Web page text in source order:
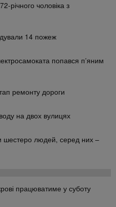
річного чоловіка з
14 пожеж
попався п’яним
ремонту дороги
на двох вулицях
шестеро людей, серед них –
працюватиме у суботу